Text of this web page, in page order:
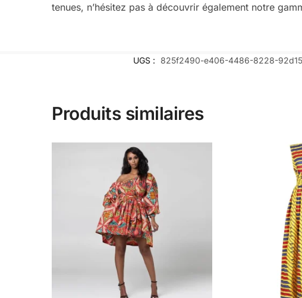
tenues, n’hésitez pas à découvrir également notre
UGS : 825f2490-e406-4486-8228-
Produits similaires